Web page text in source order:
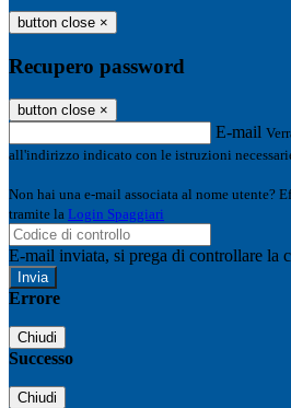
button close ×
Recupero password
button close ×
E-mail
all'indirizzo indicato con le istruzioni
Non hai una e-mail associata al nome utente?
tramite la Login Spaggiari
E-mail inviata, si prega di controllare la
Errore
Chiudi
Successo
Chiudi